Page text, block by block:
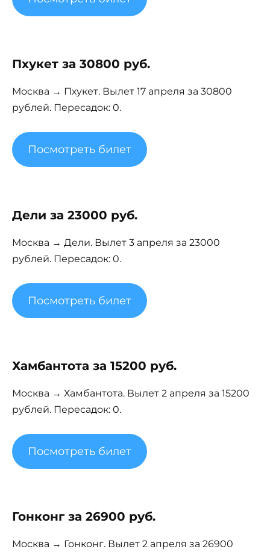
Пхукет за 30800 руб.
Москва → Пхукет. Вылет 17 апреля за 30800
рублей. Пересадок: 0.
Посмотреть билет
Дели за 23000 руб.
Москва → Дели. Вылет 3 апреля за 23000
рублей. Пересадок: 0.
Посмотреть билет
Хамбантота за 15200 руб.
Москва → Хамбантота. Вылет 2 апреля за 15200
рублей. Пересадок: 0.
Посмотреть билет
Гонконг за 26900 руб.
Москва → Гонконг. Вылет 2 апреля за 26900